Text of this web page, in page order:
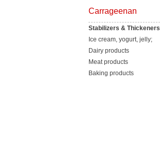
Carrageenan
Stabilizers & Thickeners
Ice cream, yogurt, jelly;
Dairy products
Meat products
Baking products